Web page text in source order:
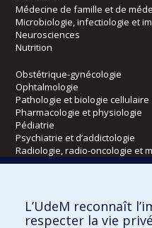
Médecine de famille et de
Microbiologie, infectiologie et
Neurosciences
Nutrition
Obstétrique-gynécologie
Ophtalmologie
Pathologie et biologie cellulaire
Pharmacologie et physiologie
Pédiatrie
Psychiatrie et d’addictologie
Radiologie, radio-oncologie et
Écoles
Kinésiologie et des sciences de
L’UdeM reconnaît
respecter la vie